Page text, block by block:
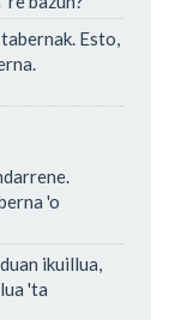
Esto,
'o
ikuillua,
'ta